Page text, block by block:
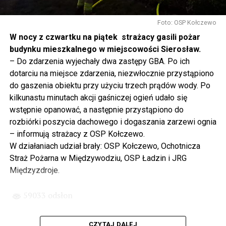
Gdyby nie determinacja rządu Prawa i Sprawiedliwości,
to tunel pod Świną do dzisiaj byłby w sferze
projektowania i dyskusji. Ważny tutaj był wkład
samorządu, ale to rząd PiS podjął w tej sprawie
najważniejsze decyzje. Powstał dzięki ogromnej
determinacji rządu najpierw Pani Premier Beaty Szydło,
a następnie Pana Premiera Mateusza Morawieckiego.
Chciałbym podziękować Panu Premierowi za to jak
osobiście pilnował powstania tej inwestycji. Cieszymy
się, że turyści również korzystają z tunelu, cieszymy się,
że wśród tych 4 milionów samochodów, które
przejechały już otwartym tunelem w Świnoujściu,
przyjechało tutaj do nas tak wielu turystów z zagranicy
– powiedział Wiceprezes PiS Joachim Brudziński w
zainwestowano ogromne pieniądze w modernizację
Foto: OSP Kołczewo
W nocy z czwartku na piątek strażacy gasili pożar
budynku mieszkalnego w miejscowości Sierosław.
– Do zdarzenia wyjechały dwa zastępy GBA. Po ich
dotarciu na miejsce zdarzenia, niezwłocznie przystąpiono
do gaszenia obiektu przy użyciu trzech prądów wody. Po
kilkunastu minutach akcji gaśniczej ogień udało się
wstępnie opanować, a następnie przystąpiono do
rozbiórki poszycia dachowego i dogaszania zarzewi ognia
– informują strażacy z OSP Kołczewo.
W działaniach udział brały: OSP Kołczewo, Ochotnicza
Straż Pożarna w Międzywodziu, OSP Ładzin i JRG
Międzyzdroje.
CZYTAJ DALEJ